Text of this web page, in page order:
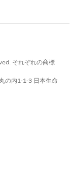
それぞれの商標
の内1-1-3 日本生命